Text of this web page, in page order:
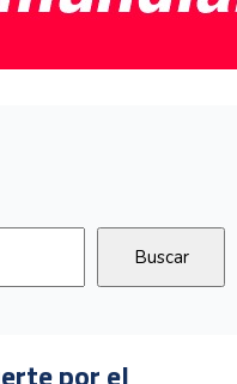
por el